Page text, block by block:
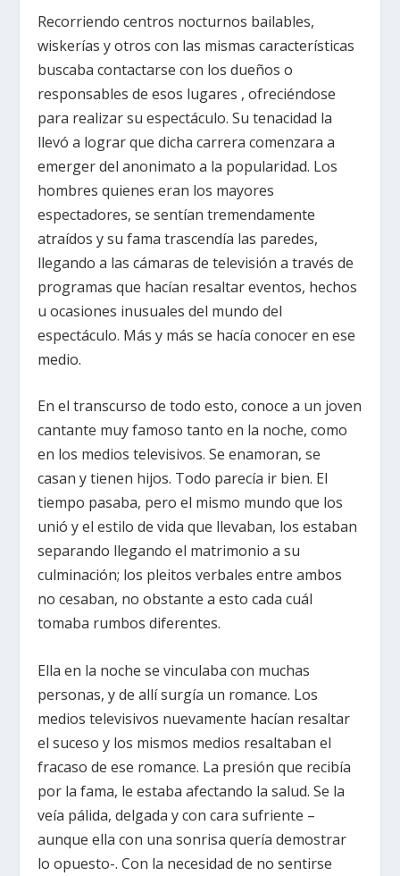
Recorriendo centros nocturnos bailables,
wiskerías y otros con las mismas características
buscaba contactarse con los dueños o
responsables de esos lugares , ofreciéndose
para realizar su espectáculo. Su tenacidad la
llevó a lograr que dicha carrera comenzara a
emerger del anonimato a la popularidad. Los
hombres quienes eran los mayores
espectadores, se sentían tremendamente
atraídos y su fama trascendía las paredes,
llegando a las cámaras de televisión a través de
programas que hacían resaltar eventos, hechos
u ocasiones inusuales del mundo del
espectáculo. Más y más se hacía conocer en ese
medio.
En el transcurso de todo esto, conoce a un joven
cantante muy famoso tanto en la noche, como
en los medios televisivos. Se enamoran, se
casan y tienen hijos. Todo parecía ir bien. El
tiempo pasaba, pero el mismo mundo que los
unió y el estilo de vida que llevaban, los estaban
separando llegando el matrimonio a su
culminación; los pleitos verbales entre ambos
no cesaban, no obstante a esto cada cuál
tomaba rumbos diferentes.
Ella en la noche se vinculaba con muchas
personas, y de allí surgía un romance. Los
medios televisivos nuevamente hacían resaltar
el suceso y los mismos medios resaltaban el
fracaso de ese romance. La presión que recibía
por la fama, le estaba afectando la salud. Se la
veía pálida, delgada y con cara sufriente –
aunque ella con una sonrisa quería demostrar
lo opuesto-. Con la necesidad de no sentirse